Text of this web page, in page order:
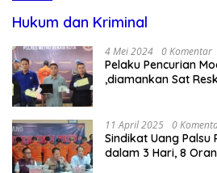
Hukum dan Kriminal
4 Mei 2024 0 Komentar
Pelaku Pencurian
,diamankan Sat
11 April 2025 0
Sindikat Uang Palsu
dalam 3 Hari, 8